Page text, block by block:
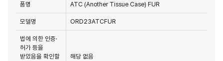
품명 ATC (Another Tissue Case) FUR
모델명 ORD23ATCFUR
법에 의한 인증·
허가 등을
받았음을 확인할
해당 없음